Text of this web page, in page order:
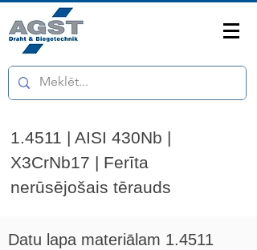
1.4511 | AISI 430Nb |
X3CrNb17 | Ferīta
nerūsējošais tērauds
Datu lapa materiālam 1.4511